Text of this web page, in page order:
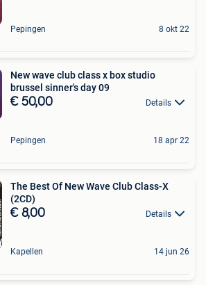
Pepingen 8 okt 22
New wave club class x box studio
brussel sinner's day 09
€ 50,00 Details
Pepingen 18 apr 22
The Best Of New Wave Club Class-X
(2CD)
€ 8,00 Details
Kapellen 14 jun 26